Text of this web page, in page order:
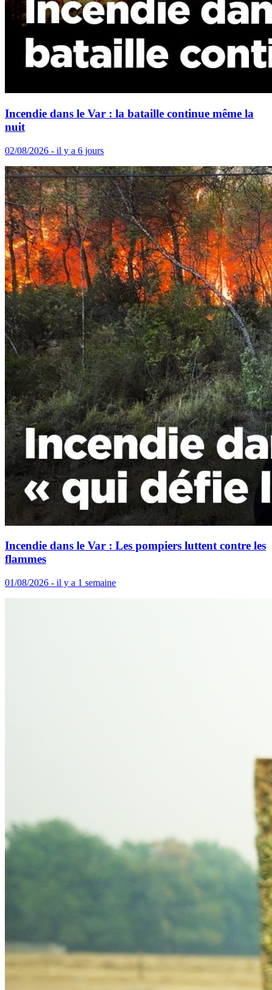
Incendie dans le Var : la bataille continue même la
nuit
02/08/2026 - il y a 6 jours
Incendie dans le Var : Les pompiers luttent contre les
flammes
01/08/2026 - il y a 1 semaine